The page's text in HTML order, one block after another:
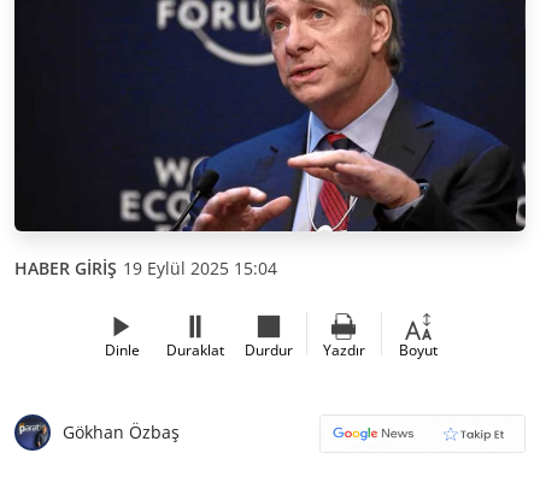
HABER GİRİŞ 19 Eylül 2025 15:04
Dinle Duraklat Durdur Yazdır Boyut
Gökhan Özbaş